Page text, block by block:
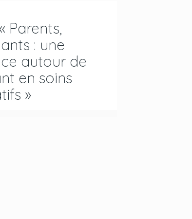
Parents,
: une
autour de
en soins
»